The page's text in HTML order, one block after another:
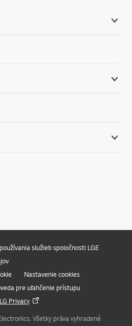
služieb spoločnosti LGE
Nastavenie cookies
pre uľahčenie prístupu
LG Privacy
Všetky práva vyhradené